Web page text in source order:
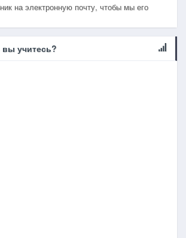
на электронную почту, чтобы мы его
вы учитесь?